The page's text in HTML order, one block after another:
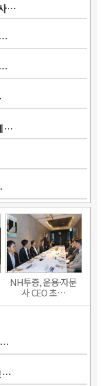
…
…
NH투증, 운용·자문
사 CEO 초…
…
…